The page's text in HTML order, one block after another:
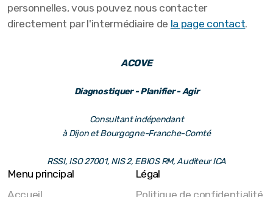
personnelles, vous pouvez nous contacter
directement par l'intermédiaire de la page contact.
ACOVE
Diagnostiquer - Planifier - Agir
Consultant indépendant
à Dijon et Bourgogne-Franche-Comté
RSSI, ISO 27001, NIS 2, EBIOS RM, Auditeur ICA
Menu principal
Accueil
Légal
Politique de confidentialité